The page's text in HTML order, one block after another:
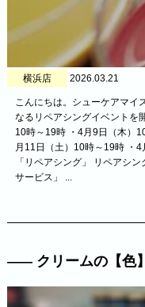
横浜店 2026.03.21
こんにちは。シューケアマイ
なるリペアシングイベントを
10時～19時 ・4月9日（木）
月11日（土）10時～19時 ・
「リペアシング」 リペアシ
サービス」 ...
クリームの【色